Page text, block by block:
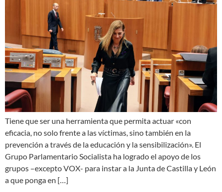
Tiene que ser una herramienta que permita actuar «con
eficacia, no solo frente a las víctimas, sino también en la
prevención a través de la educación y la sensibilización». El
Grupo Parlamentario Socialista ha logrado el apoyo de los
grupos –excepto VOX- para instar a la Junta de Castilla y León
a que ponga en […]